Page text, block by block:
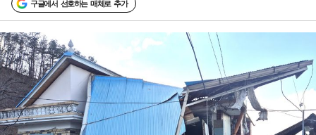
구글에서 선호하는 매체로 추가